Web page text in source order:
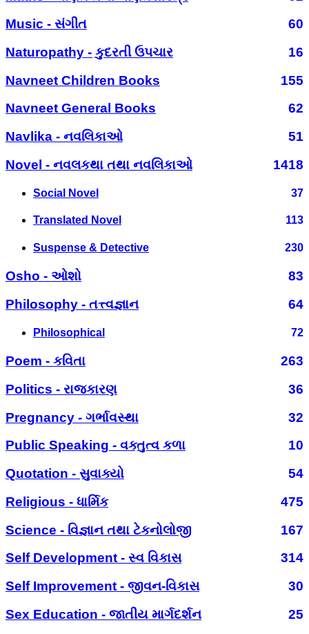
Music - સંગીત
60
Naturopathy - કુદરતી ઉપચાર
16
Navneet Children Books
155
Navneet General Books
62
Navlika - નવલિકાઓ
51
Novel - નવલકથા તથા નવલિકાઓ
1418
Social Novel 37
Translated Novel 113
Suspense & Detective 230
Osho - ઓશો
83
Philosophy - તત્ત્વજ્ઞાન
64
Philosophical 72
Poem - કવિતા
263
Politics - રાજકારણ
36
Pregnancy - ગર્ભાવસ્થા
32
Public Speaking - વક્તુત્વ કળા
10
Quotation - સુવાક્યો
54
Religious - ધાર્મિક
475
Science - વિજ્ઞાન તથા ટેકનોલોજી
167
Self Development - સ્વ વિકાસ
314
Self Improvement - જીવન-વિકાસ
30
Sex Education - જાતીય માર્ગદર્શન
25